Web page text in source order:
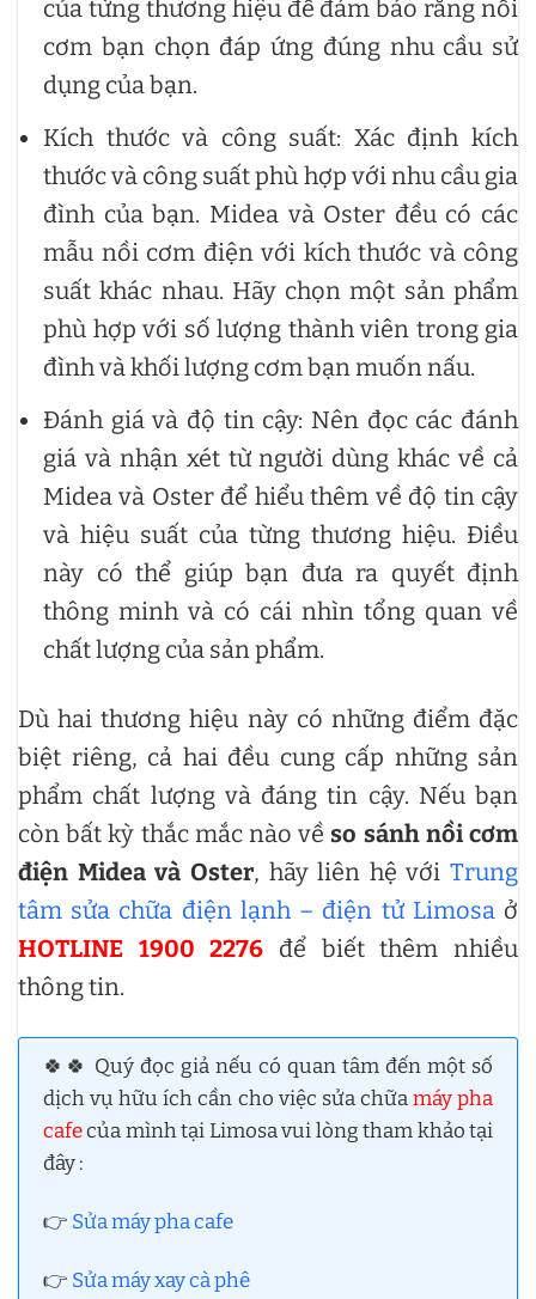
của từng thương hiệu để đảm bảo rằng nồi
cơm bạn chọn đáp ứng đúng nhu cầu sử
dụng của bạn.
Kích thước và công suất: Xác định kích
thước và công suất phù hợp với nhu cầu gia
đình của bạn. Midea và Oster đều có các
mẫu nồi cơm điện với kích thước và công
suất khác nhau. Hãy chọn một sản phẩm
phù hợp với số lượng thành viên trong gia
đình và khối lượng cơm bạn muốn nấu.
Đánh giá và độ tin cậy: Nên đọc các đánh
giá và nhận xét từ người dùng khác về cả
Midea và Oster để hiểu thêm về độ tin cậy
và hiệu suất của từng thương hiệu. Điều
này có thể giúp bạn đưa ra quyết định
thông minh và có cái nhìn tổng quan về
chất lượng của sản phẩm.
Dù hai thương hiệu này có những điểm đặc
biệt riêng, cả hai đều cung cấp những sản
phẩm chất lượng và đáng tin cậy. Nếu bạn
còn bất kỳ thắc mắc nào vềso sánh nồi cơm
điện Midea và Oster, hãy liên hệ với Trung
tâm sửa chữa điện lạnh – điện tử Limosaở
HOTLINE 1900 2276 để biết thêm nhiều
thông tin.
🍀🍀 Quý đọc giả nếu có quan tâm đến một số
dịch vụ hữu ích cần cho việc sửa chữamáy pha
cafecủa mình tại Limosa vui lòng tham khảo tại
đây :
👉 Sửa máy pha cafe
👉 Sửa máy xay cà phê